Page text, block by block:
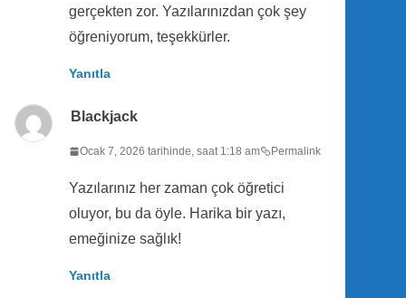
gerçekten zor. Yazılarınızdan çok şey
öğreniyorum, teşekkürler.
Yanıtla
Blackjack
Ocak 7, 2026 tarihinde, saat 1:18 am Permalink
Yazılarınız her zaman çok öğretici
oluyor, bu da öyle. Harika bir yazı,
emeğinize sağlık!
Yanıtla